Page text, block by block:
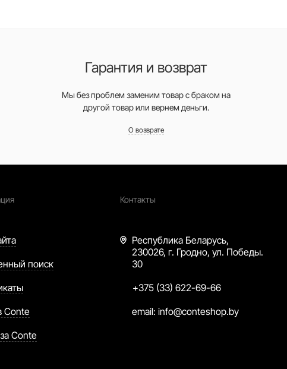
Гарантия и возврат
Мы без проблем заменим товар с браком на
другой товар или вернем деньги.
О возврате
поиск
Conte
Conte
Контакты
Республика Беларусь,
230026, г. Гродно, ул. Победы.
30
+375 (33) 622-69-66
email:info@conteshop.by